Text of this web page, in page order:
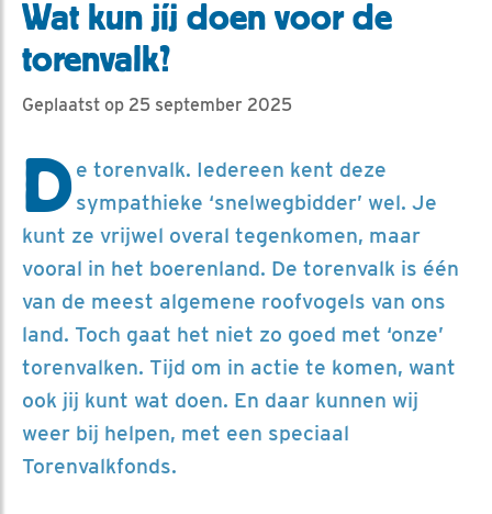
Wat kun jíj doen voor de
torenvalk?
Geplaatst op 25 september 2025
De torenvalk. Iedereen kent deze
sympathieke ‘snelwegbidder’ wel. Je
kunt ze vrijwel overal tegenkomen, maar
vooral in het boerenland. De torenvalk is één
van de meest algemene roofvogels van ons
land. Toch gaat het niet zo goed met ‘onze’
torenvalken. Tijd om in actie te komen, want
ook jij kunt wat doen. En daar kunnen wij
weer bij helpen, met een speciaal
Torenvalkfonds.